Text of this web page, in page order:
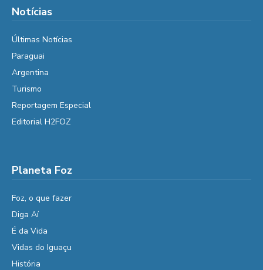
Notícias
Últimas Notícias
Paraguai
Argentina
Turismo
Reportagem Especial
Editorial H2FOZ
Planeta Foz
Foz, o que fazer
Diga Aí
É da Vida
Vidas do Iguaçu
História